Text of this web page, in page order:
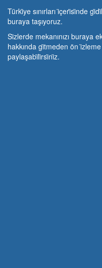
Türki̇ye sınırları i̇çeri̇si̇nde
buraya taşıyoruz.
Si̇zlerde mekanınızı buraya
hakkında gi̇tmeden ön
paylaşabi̇li̇rsi̇ni̇z.